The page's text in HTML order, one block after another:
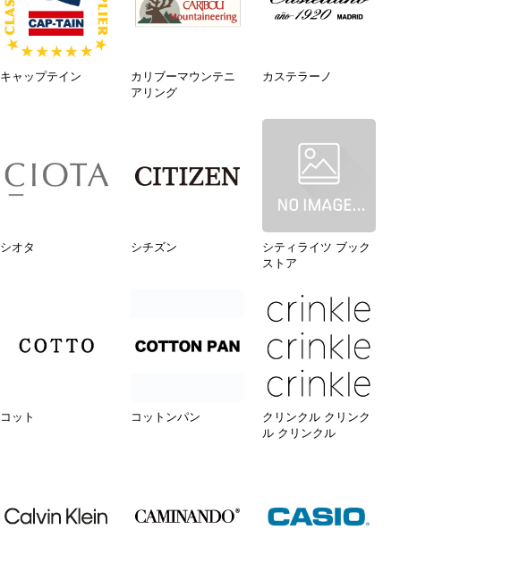
キャップテイン
カリブーマウンテニ
アリング
カステラーノ
シオタ シチズン
シティライツ ブック
ストア
コット コットンパン
クリンクル クリンク
ル クリンクル